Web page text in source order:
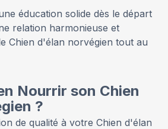
éducation solide dès le départ
relation harmonieuse et
Chien d'élan norvégien tout au
Nourrir son Chien
?
de qualité à votre Chien d'élan